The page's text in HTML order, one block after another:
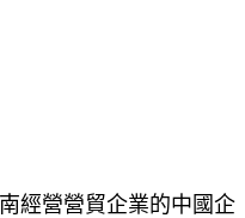
經營營貿企業的中國企